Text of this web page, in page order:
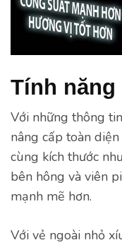
Tính năng
Với những thông
nâng cấp toàn
cùng kích thước
bên hông và viên
mạnh mẽ hơn.
Với vẻ ngoài nhỏ